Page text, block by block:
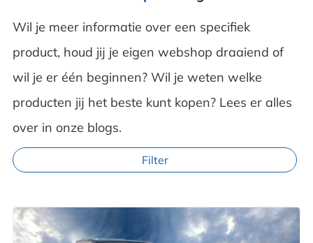
Wil je meer informatie over een specifiek
product, houd jij je eigen webshop draaiend of
wil je er één beginnen? Wil je weten welke
producten jij het beste kunt kopen? Lees er alles
over in onze blogs.
Filter